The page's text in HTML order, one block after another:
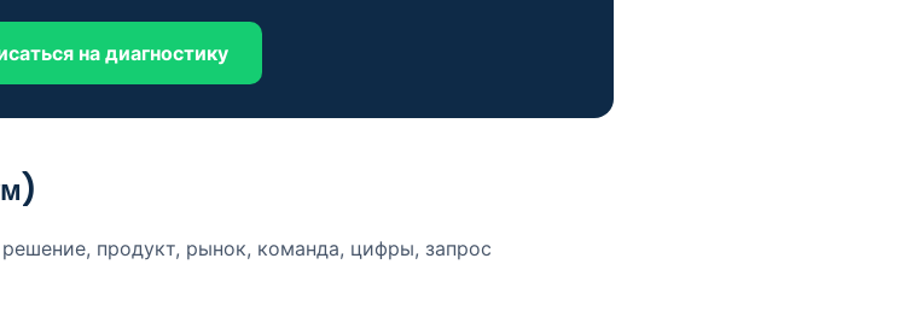
на диагностику
продукт, рынок, команда, цифры, запрос